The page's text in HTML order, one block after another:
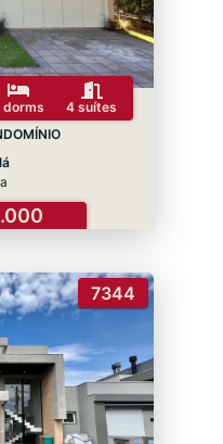
dorms
4 suítes
7344